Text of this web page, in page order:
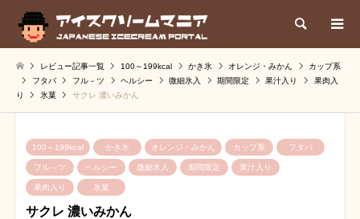
検索
レビュー記事一覧 100～199kcal かき氷 オレンジ・みかん
カップ系
フタバ
フル－ツ ヘルシー 微細氷入 期間限定 果汁入り
果肉入
り
氷菓 サクレ 濃いみかん
100～199kcal かき氷 オレンジ・みかん カップ系 フタバ
フル－ツ ヘルシー 微細氷入 期間限定 果汁入り
果肉入り 氷菓
サクレ 濃いみかん